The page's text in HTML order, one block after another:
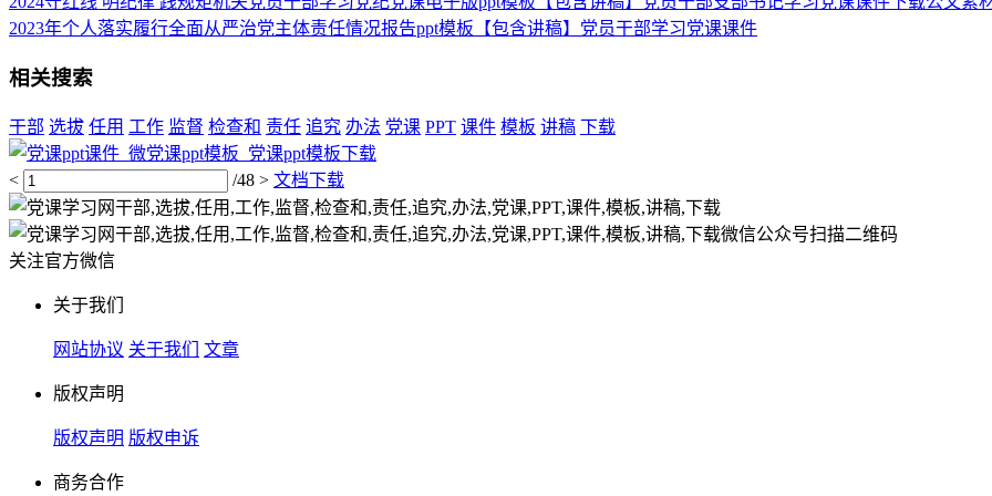
2023年个人落实履行全面从严治党主体责任情况报告ppt模板【包含讲稿】党员干部学习党课课件
相关搜索
干部 选拔 任用 工作 监督 检查和 责任 追究 办法 党课 PPT 课件 模板 讲稿 下载
< /48 > 文档下载
扫描二维码
关注官方微信
关于我们
网站协议 关于我们 文章
版权声明
版权声明 版权申诉
商务合作